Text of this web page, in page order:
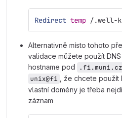
Redirect temp /.well-
Alternativně místo tohoto
validace můžete použít
hostname pod
.fi.muni.cz
unix@fi
, že chcete
vlastní domény je třeba
záznam